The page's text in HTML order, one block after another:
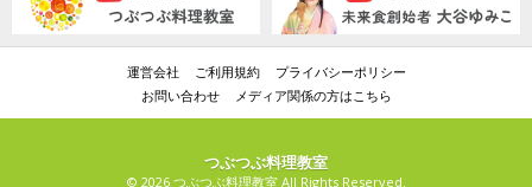
運営会社 ご利用規約
プライバシーポリシー
お問い合わせ
メディア関係の方はこちら
つぶつぶ料理教室
© 2026 つぶつぶ料理教室 All Rights Reserved.